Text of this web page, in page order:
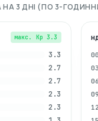
НА 3 ДНІ (ПО 3-
макс. Kp 3.3
3.3
2.7
2.7
2.3
2.3